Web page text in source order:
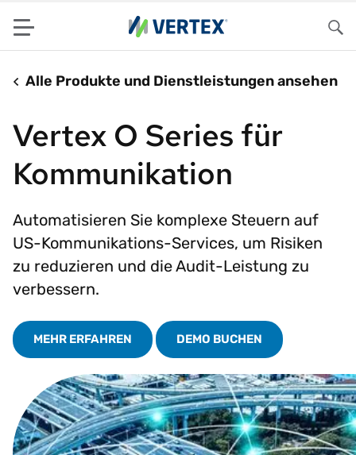
Menu
Alle Produkte und Dienstleistungen ansehen
Vertex O Series für
Kommunikation
Automatisieren Sie komplexe Steuern auf
US-Kommunikations-Services, um Risiken
zu reduzieren und die Audit-Leistung zu
verbessern.
MEHR ERFAHREN DEMO BUCHEN